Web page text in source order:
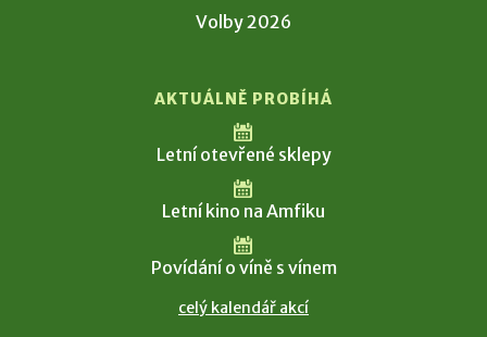
Volby 2026
AKTUÁLNĚ PROBÍHÁ
Letní otevřené sklepy
Letní kino na Amfiku
Povídání o víně s vínem
celý kalendář akcí